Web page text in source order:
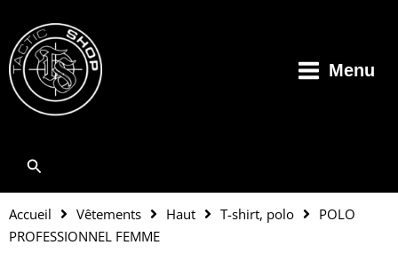
contenu
Menu
Rechercher
Accueil Vêtements Haut T-shirt, polo
POLO
PROFESSIONNEL FEMME